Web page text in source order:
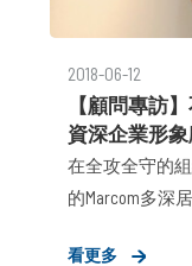
2018-06-12
【顧問專訪
資深企業形象
在全攻全守的
的Marcom多深
洗鍊且深入人
看更多